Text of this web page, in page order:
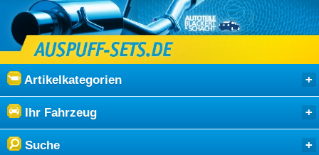
Artikelkategorien
Ihr Fahrzeug
Suche